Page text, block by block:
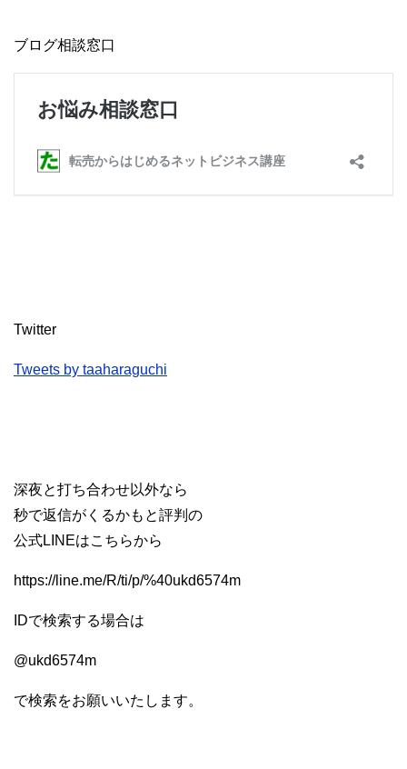
ブログ相談窓口
Twitter
Tweets by taaharaguchi
深夜と打ち合わせ以外なら
秒で返信がくるかもと評判の
公式LINEはこちらから
https://line.me/R/ti/p/%40ukd6574m
IDで検索する場合は
@ukd6574m
で検索をお願いいたします。